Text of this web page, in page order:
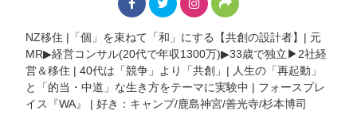
NZ移住 |「個」を束ねて「和」にする【共創の設計者】| 元
MR▶︎経営コンサル(20代で年収1300万)▶︎33歳で独立▶︎2社経
営＆移住 | 40代は「競争」より「共創」| 人生の「再起動」
と「的当・中道」な生き方をテーマに実験中 | フォースプレ
イス『WA』 | 好き：キャンプ/鹿島神宮/善光寺/杉本博司